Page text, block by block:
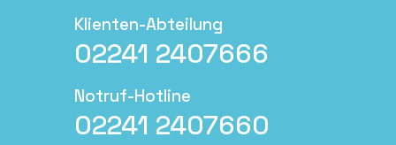
Klienten-Abteilung
02241 2407666
Notruf-Hotline
02241 2407660